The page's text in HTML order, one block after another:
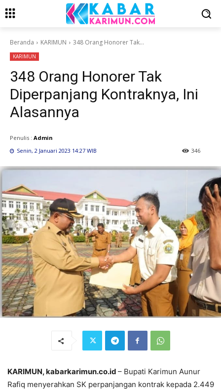
Beranda KARIMUN 348 Orang Honorer Tak...
KARIMUN
348 Orang Honorer Tak
Diperpanjang Kontraknya, Ini
Alasannya
Penulis : Admin
Senin, 2 Januari 2023 14:27 WIB
346
KARIMUN, kabarkarimun.co.id – Bupati Karimun Aunur
Rafiq menyerahkan SK perpanjangan kontrak kepada 2.449